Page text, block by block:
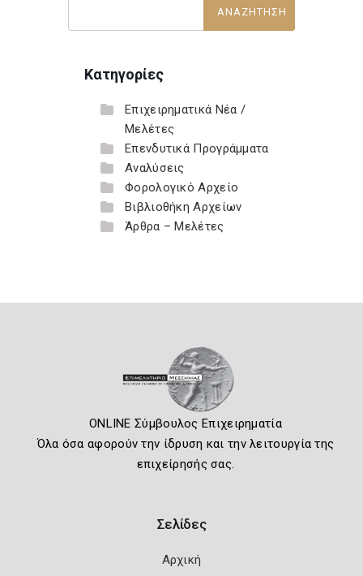
Κατηγορίες
Επιχειρηματικά Νέα /
Μελέτες
Επενδυτικά Προγράμματα
Αναλύσεις
Φορολογικό Αρχείο
Βιβλιοθήκη Αρχείων
Άρθρα – Μελέτες
ONLINE Σύμβουλος Επιχειρηματία
Όλα όσα αφορούν την ίδρυση και την λειτουργία της
επιχείρησής σας.
Σελίδες
Αρχική